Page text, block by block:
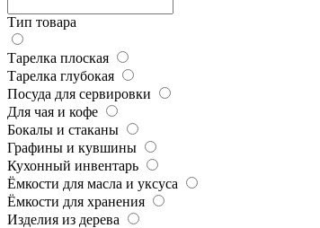
Тип товара
Тарелка плоская
Тарелка глубокая
Посуда для сервировки
Для чая и кофе
Бокалы и стаканы
Графины и кувшины
Кухонный инвентарь
Ёмкости для масла и уксуса
Ёмкости для хранения
Изделия из дерева